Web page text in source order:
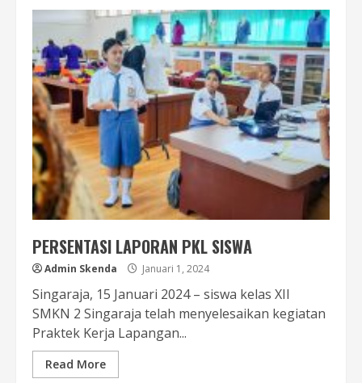
PERSENTASI LAPORAN PKL SISWA
Admin Skenda Januari 1, 2024
Singaraja, 15 Januari 2024 – siswa kelas XII
SMKN 2 Singaraja telah menyelesaikan kegiatan
Praktek Kerja Lapangan...
Read More